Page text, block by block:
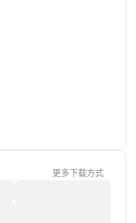
更多下载方式